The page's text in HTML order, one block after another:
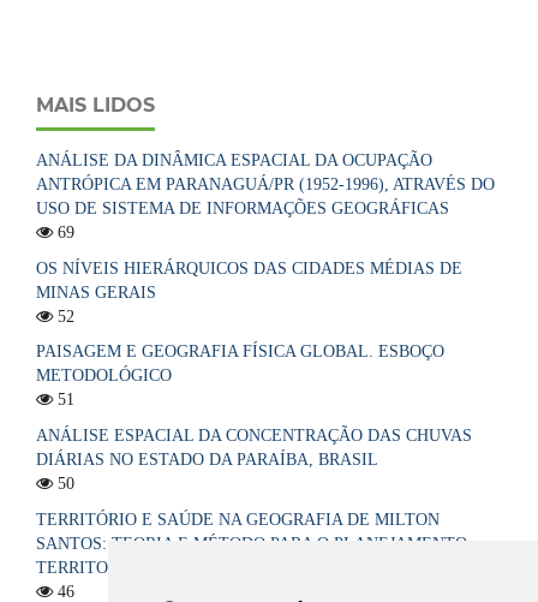
MAIS LIDOS
ANÁLISE DA DINÂMICA ESPACIAL DA OCUPAÇÃO
ANTRÓPICA EM PARANAGUÁ/PR (1952-1996), ATRAVÉS DO
USO DE SISTEMA DE INFORMAÇÕES GEOGRÁFICAS
69
OS NÍVEIS HIERÁRQUICOS DAS CIDADES MÉDIAS DE
MINAS GERAIS
52
PAISAGEM E GEOGRAFIA FÍSICA GLOBAL. ESBOÇO
METODOLÓGICO
51
ANÁLISE ESPACIAL DA CONCENTRAÇÃO DAS CHUVAS
DIÁRIAS NO ESTADO DA PARAÍBA, BRASIL
50
TERRITÓRIO E SAÚDE NA GEOGRAFIA DE MILTON
SANTOS: TEORIA E MÉTODO PARA O PLANEJAMENTO
TERRITORIAL DO SISTEMA ÚNICO DE SAÚDE NO BRASIL
46